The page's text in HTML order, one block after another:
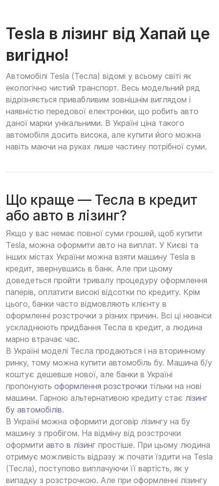
Tesla в лізинг від Хапай це
вигідно!
Автомобілі Tesla (Тесла) відомі у всьому світі як
екологічно чистий транспорт. Весь модельний ряд
відрізняється привабливим зовнішнім виглядом і
наявністю передової електроніки, що робить авто
даної марки унікальними. В Україні ціна такого
автомобіля досить висока, але купити його можна
навіть маючи на руках лише частину потрібної суми.
Що краще — Тесла в кредит
або авто в лізинг?
Якщо у вас немає повної суми грошей, щоб купити
Tesla, можна оформити авто на виплат. У Києві та
інших містах України можна взяти машину Tesla в
кредит, звернувшись в банк. Але при цьому
доведеться пройти тривалу процедуру оформлення
паперів, оплатити високі відсотки по кредиту. Крім
цього, банки часто відмовляють клієнту в
оформленні розстрочки з різних причин. Всі ці нюанси
ускладнюють придбання Тесла в кредит, а людина
марно втрачає час.
В Україні моделі Тесла продаються і на вторинному
ринку, тому можна купити автомобіль бу. Машина б/у
коштує дешевше нової, але банки в Україні
пропонують оформлення розстрочки тільки на нові
машини. Гарною альтернативою кредиту стає лізинг
бу автомобілів.
В Україні можна оформити договір лізингу на бу
машину з пробігом. На відміну від розстрочки
оформити авто в лізинг простіше. При цьому людина
отримує можливість відразу ж почати їздити на Tesla
(Тесла), поступово виплачуючи її вартість, як у
випадку з розстрочкою. Але при оформленні лізингу